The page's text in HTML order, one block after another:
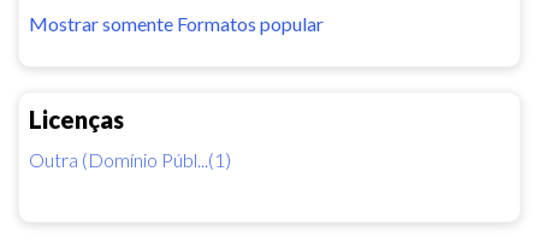
Mostrar somente Formatos popular
Licenças
Outra (Domínio Públ...(1)